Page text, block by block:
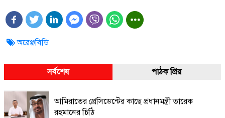
অরেঞ্জবিডি
সর্বশেষ পাঠক প্রিয়
আমিরাতের প্রেসিডেন্টের কাছে প্রধানমন্ত্রী তারেক
রহমানের চিঠি